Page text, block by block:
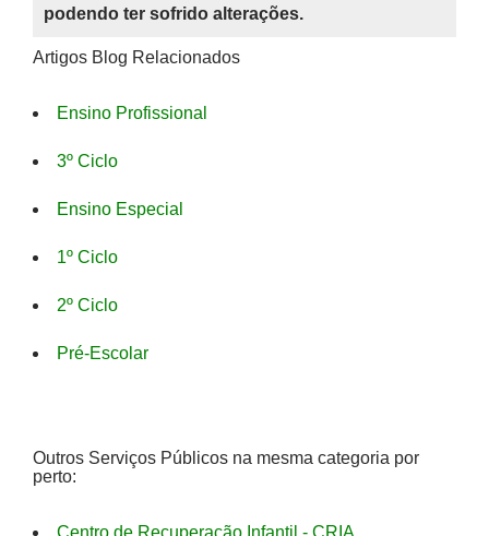
podendo ter sofrido alterações.
Artigos Blog Relacionados
Ensino Profissional
3º Ciclo
Ensino Especial
1º Ciclo
2º Ciclo
Pré-Escolar
Outros Serviços Públicos na mesma categoria por
perto:
Centro de Recuperação Infantil - CRIA